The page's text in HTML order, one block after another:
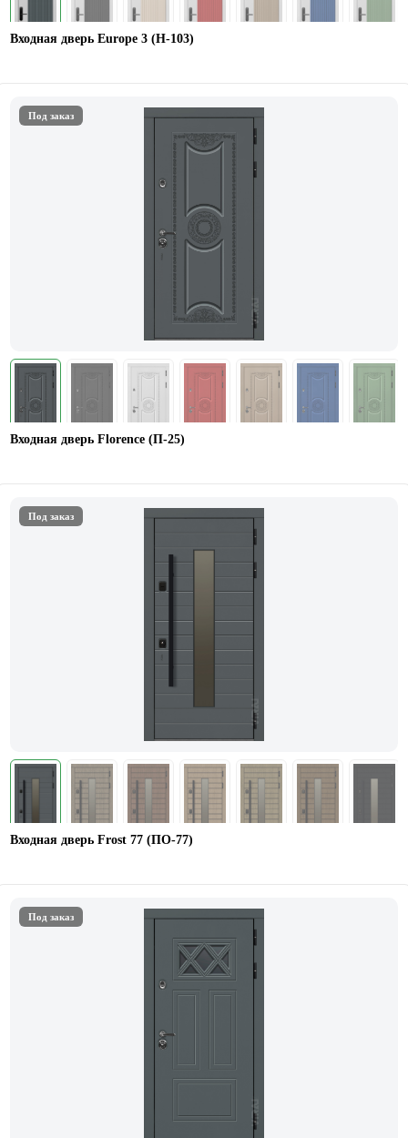
Входная дверь Europe 3 (Н-103)
Под заказ
Входная дверь Florence (П-25)
Под заказ
Входная дверь Frost 77 (ПО-77)
Под заказ